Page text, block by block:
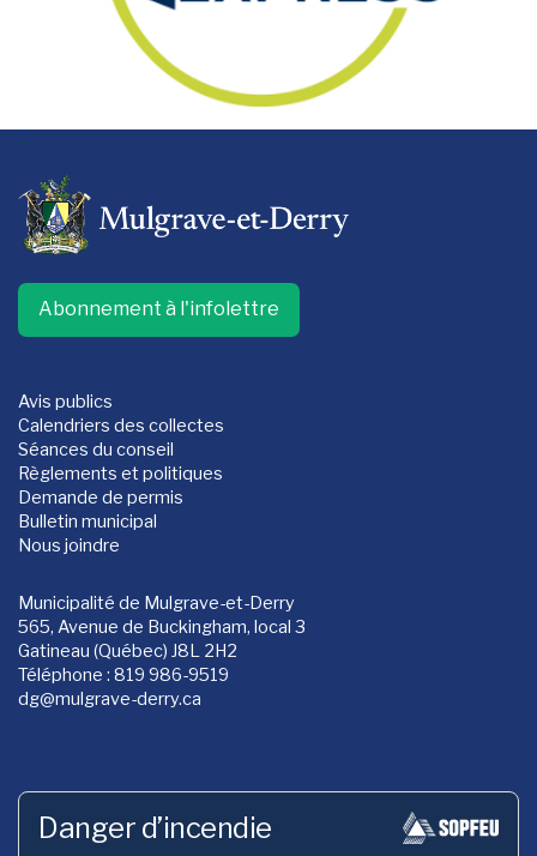
-
Abonnement à l'infolettre
Avis publics
Calendriers des collectes
Séances du conseil
Règlements et politiques
Demande de permis
Bulletin municipal
Nous joindre
Municipalité de Mulgrave-et-Derry
565, Avenue de Buckingham, local 3
Gatineau (Québec) J8L 2H2
Téléphone : 819 986-9519
dg@mulgrave-derry.ca
Danger d’incendie